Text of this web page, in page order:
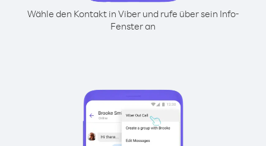
Wähle den Kontakt in Viber und rufe über sein Info-
Fenster an